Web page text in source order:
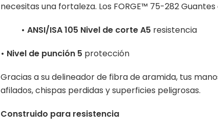
necesitas una fortaleza. Los FORGE™ 75-282 Guantes
• ANSI/ISA 105 Nivel de corte A5 resistencia
• Nivel de punción 5 protección
Gracias a su delineador de fibra de aramida, tus
afilados, chispas perdidas y superficies peligrosas.
Construido para resistencia